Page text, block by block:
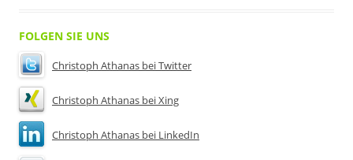
FOLGEN SIE UNS
Christoph Athanas bei Twitter
Christoph Athanas bei Xing
Christoph Athanas bei LinkedIn